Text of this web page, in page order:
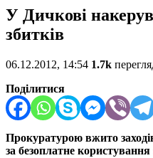
У Дичкові
збитків
06.12.2012, 14:54 1.7k
Поділитися
Прокуратурою вжито
за безоплатне